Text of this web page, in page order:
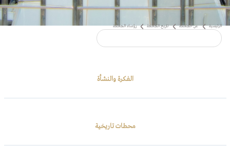
الفكرة والنشأة
محطات تاريخية